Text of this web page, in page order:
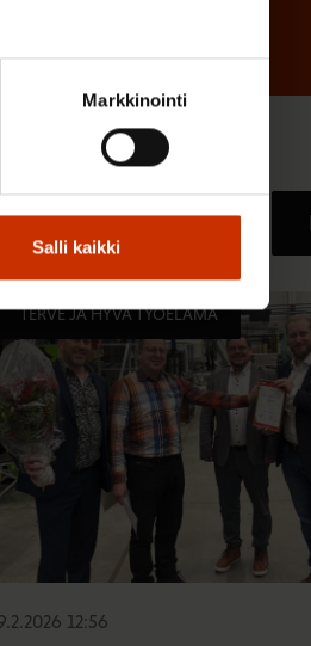
Markkinointi
Salli kaikki
TERVE JA HYVÄ TYÖELÄMÄ
12:56